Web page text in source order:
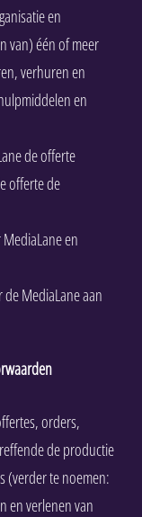
en
van) één of meer
verhuren en
en
de offerte
offerte de
en
MediaLane aan
orders,
de productie
(verder te noemen:
en verlenen van